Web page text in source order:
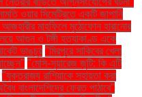
ওয়ার সিমেট্রিতে একটি জাপানি
মাহফিলে মুঠোফোন হারানোর
আগুন ও টঙ্গী হত্যাকাণ্ড একে
ভাঙচুর "মিরপুরে সাকিবের খেলা
"মেসি-সুয়ারেজ জুটি: কি এটি
"যুক্তরাজ্য রাশিয়াকে সহায়তা করা
বাংলাদেশিদের ফেরত পাঠাবে"